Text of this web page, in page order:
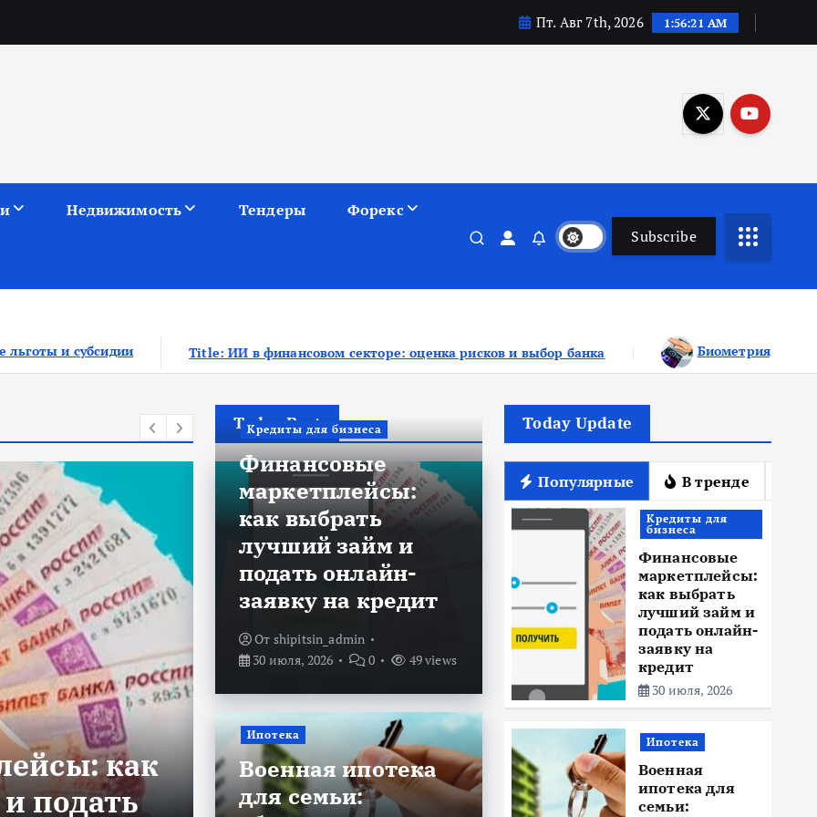
Пт. Авг 7th, 2026 1:56:22 AM
Недвижимость Тендеры Форекс
Subscribe
Title: ИИ в финансовом секторе: оценка рисков и выбор банка Биометрия, QR и ИИ: как новые
как
подать
Ипотека
Военная ипотека для семьи:
объединяем все льготы и
Today Post
Кредиты для бизнеса
Финансовые
маркетплейсы:
как выбрать
лучший займ и
подать онлайн-
заявку на кредит
От shipitsin_admin
30 июля, 2026
0 49 views
Ипотека
Военная ипотека
для семьи:
Today Update
Популярные В тренде
Кредиты для
бизнеса
Финансовые
маркетплейсы:
как выбрать
лучший займ и
подать онлайн-
заявку на
кредит
30 июля, 2026
Ипотека
Военная
ипотека для
семьи: